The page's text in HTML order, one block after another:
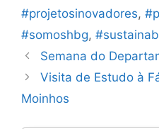
#projetosinovadores,
#somoshbg,
Navegação
de
Semana do
Visita de Estudo à
Moinhos